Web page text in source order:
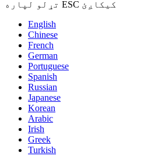
تړلو لپاره ESC کیکاږئ
English
Chinese
French
German
Portuguese
Spanish
Russian
Japanese
Korean
Arabic
Irish
Greek
Turkish